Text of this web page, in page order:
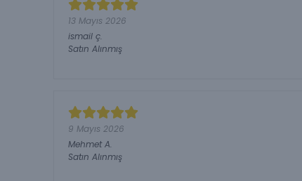
13 Mayıs 2026
ismail ç.
Satın Alınmış
9 Mayıs 2026
Mehmet A.
Satın Alınmış